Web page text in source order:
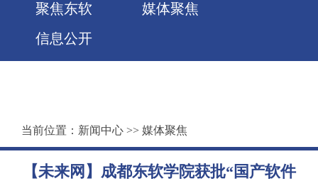
聚焦东软
媒体聚焦
信息公开
当前位置： 新闻中心 >> 媒体聚焦
【未来网】成都东软学院获批“国产软件